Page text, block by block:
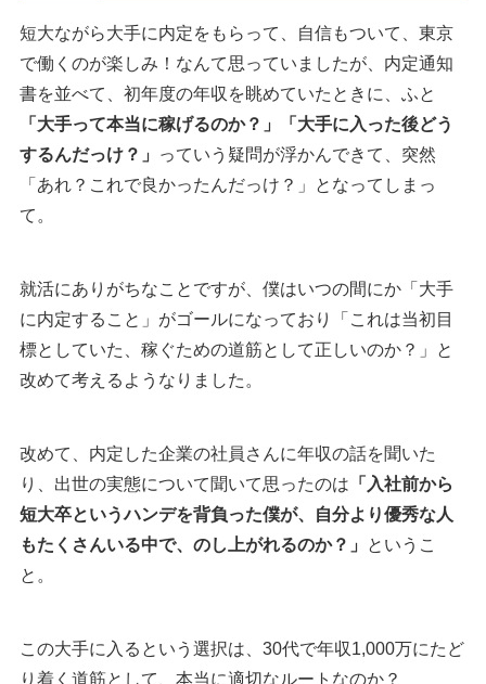
短大ながら大手に内定をもらって、自信もついて、東京
で働くのが楽しみ！なんて思っていましたが、内定通知
書を並べて、初年度の年収を眺めていたときに、ふと
「大手って本当に稼げるのか？」「大手に入った後どう
するんだっけ？」
っていう疑問が浮かんできて、突然
「あれ？これで良かったんだっけ？」となってしまっ
て。
就活にありがちなことですが、僕はいつの間にか「大手
に内定すること」がゴールになっており「これは当初目
標としていた、稼ぐための道筋として正しいのか？」と
改めて考えるようなりました。
改めて、内定した企業の社員さんに年収の話を聞いた
り、出世の実態について聞いて思ったのは 「入社前から
短大卒というハンデを背負った僕が、自分より優秀な人
もたくさんいる中で、のし上がれるのか？」
というこ
と。
この大手に入るという選択は、30代で年収1,000万にたど
り着く道筋として、本当に適切なルートなのか？